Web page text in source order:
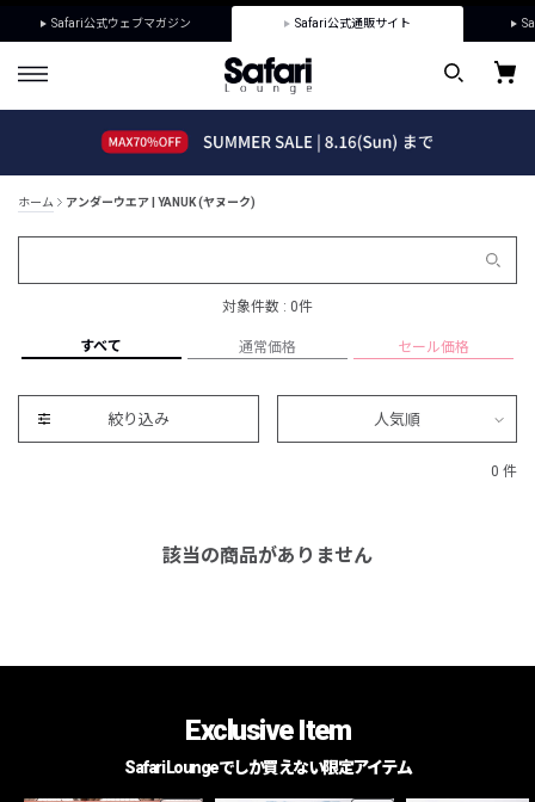
Safari公式ウェブマガジン Safari公式通販サイト
ホーム アンダーウエア | YANUK (ヤヌーク)
対象件数 : 0件
すべて 通常価格 セール価格
絞り込み 人気順
0 件
該当の商品がありません
Exclusive Item
Safari Loungeでしか買えない限定アイテム